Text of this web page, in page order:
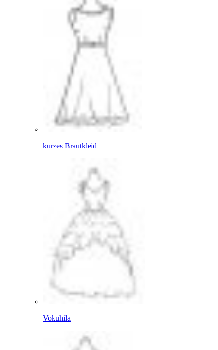
kurzes Brautkleid
Vokuhila